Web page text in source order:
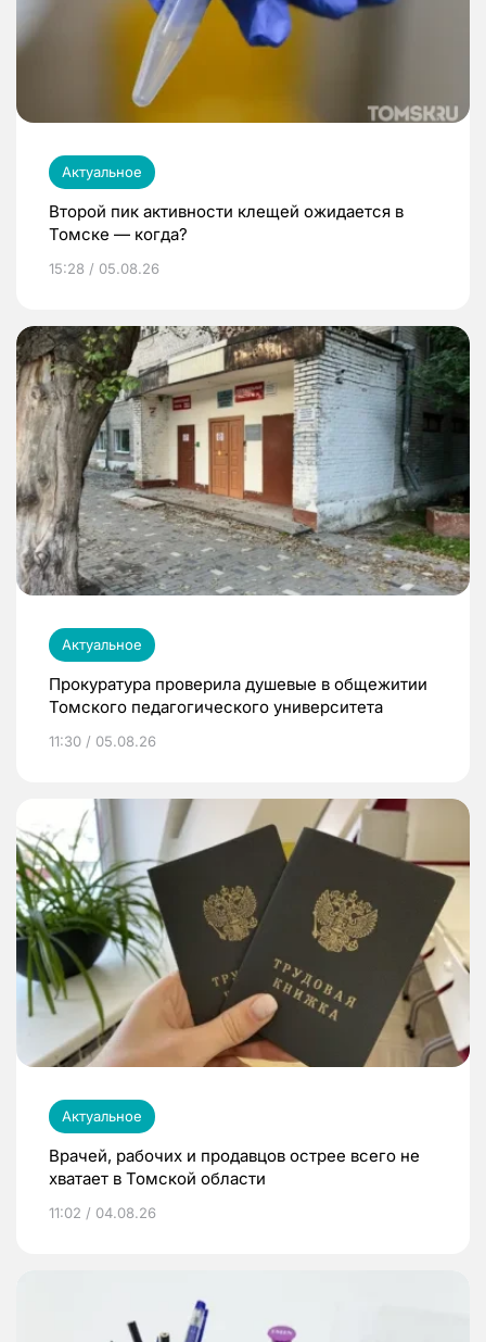
Актуальное
Второй пик активности клещей ожидается в
Томске — когда?
15:28 / 05.08.26
Актуальное
Прокуратура проверила душевые в общежитии
Томского педагогического университета
11:30 / 05.08.26
Актуальное
Врачей, рабочих и продавцов острее всего не
хватает в Томской области
11:02 / 04.08.26